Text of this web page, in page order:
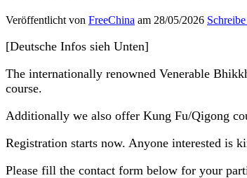
Veröffentlicht von FreeChina am 28/05/2026
[Deutsche Infos sieh Unten]
The internationally renowned Venerable
course.
Additionally we also offer Kung Fu/Qigong
Registration starts now. Anyone interested is
Please fill the contact form below for your